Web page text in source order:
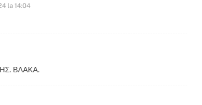
la 14:04
ΒΛΑΚΑ.